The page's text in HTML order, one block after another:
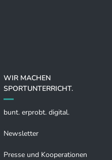
WIR MACHEN
SPORTUNTERRICHT.
bunt. erprobt. digital.
Newsletter
Presse und Kooperationen